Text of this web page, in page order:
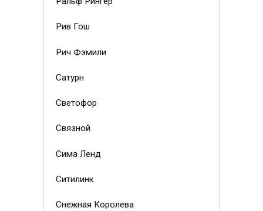
Рив Гош
Рич Фэмили
Сатурн
Светофор
Связной
Сима Ленд
Ситилинк
Снежная Королева